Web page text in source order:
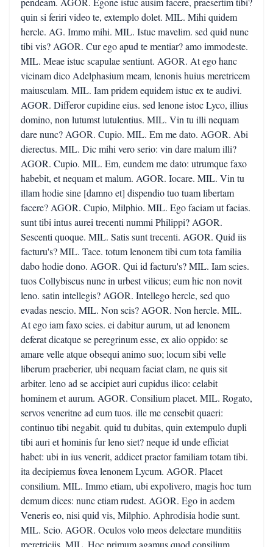
quin si feriri video te, extemplo dolet. MIL. Mihi quidem
hercle. AG. Immo mihi. MIL. Istuc mavelim. sed quid nunc
tibi vis? AGOR. Cur ego apud te mentiar? amo immodeste.
MIL. Meae istuc scapulae sentiunt. AGOR. At ego hanc
vicinam dico Adelphasium meam, lenonis huius meretricem
maiusculam. MIL. Iam pridem equidem istuc ex te audivi.
AGOR. Differor cupidine eius. sed lenone istoc Lyco, illius
domino, non lutumst lutulentius. MIL. Vin tu illi nequam
dare nunc? AGOR. Cupio. MIL. Em me dato. AGOR. Abi
dierectus. MIL. Dic mihi vero serio: vin dare malum illi?
AGOR. Cupio. MIL. Em, eundem me dato: utrumque faxo
habebit, et nequam et malum. AGOR. Iocare. MIL. Vin tu
illam hodie sine [damno et] dispendio tuo tuam libertam
facere? AGOR. Cupio, Milphio. MIL. Ego faciam ut facias.
sunt tibi intus aurei trecenti nummi Philippi? AGOR.
Sescenti quoque. MIL. Satis sunt trecenti. AGOR. Quid iis
facturu's? MIL. Tace. totum lenonem tibi cum tota familia
dabo hodie dono. AGOR. Qui id facturu's? MIL. Iam scies.
tuos Collybiscus nunc in urbest vilicus; eum hic non novit
leno. satin intellegis? AGOR. Intellego hercle, sed quo
evadas nescio. MIL. Non scis? AGOR. Non hercle. MIL.
At ego iam faxo scies. ei dabitur aurum, ut ad lenonem
deferat dicatque se peregrinum esse, ex alio oppido: se
amare velle atque obsequi animo suo; locum sibi velle
liberum praeberier, ubi nequam faciat clam, ne quis sit
arbiter. leno ad se accipiet auri cupidus ilico: celabit
hominem et aurum. AGOR. Consilium placet. MIL. Rogato,
servos veneritne ad eum tuos. ille me censebit quaeri:
continuo tibi negabit. quid tu dubitas, quin extempulo dupli
tibi auri et hominis fur leno siet? neque id unde efficiat
habet: ubi in ius venerit, addicet praetor familiam totam tibi.
ita decipiemus fovea lenonem Lycum. AGOR. Placet
consilium. MIL. Immo etiam, ubi expolivero, magis hoc tum
demum dices: nunc etiam rudest. AGOR. Ego in aedem
Veneris eo, nisi quid vis, Milphio. Aphrodisia hodie sunt.
MIL. Scio. AGOR. Oculos volo meos delectare munditiis
meretriciis. MIL. Hoc primum agamus quod consilium